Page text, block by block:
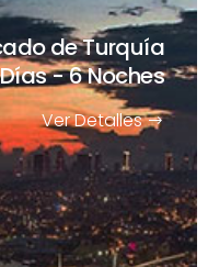
de Turquía
- 6 Noches
Ver Detalles